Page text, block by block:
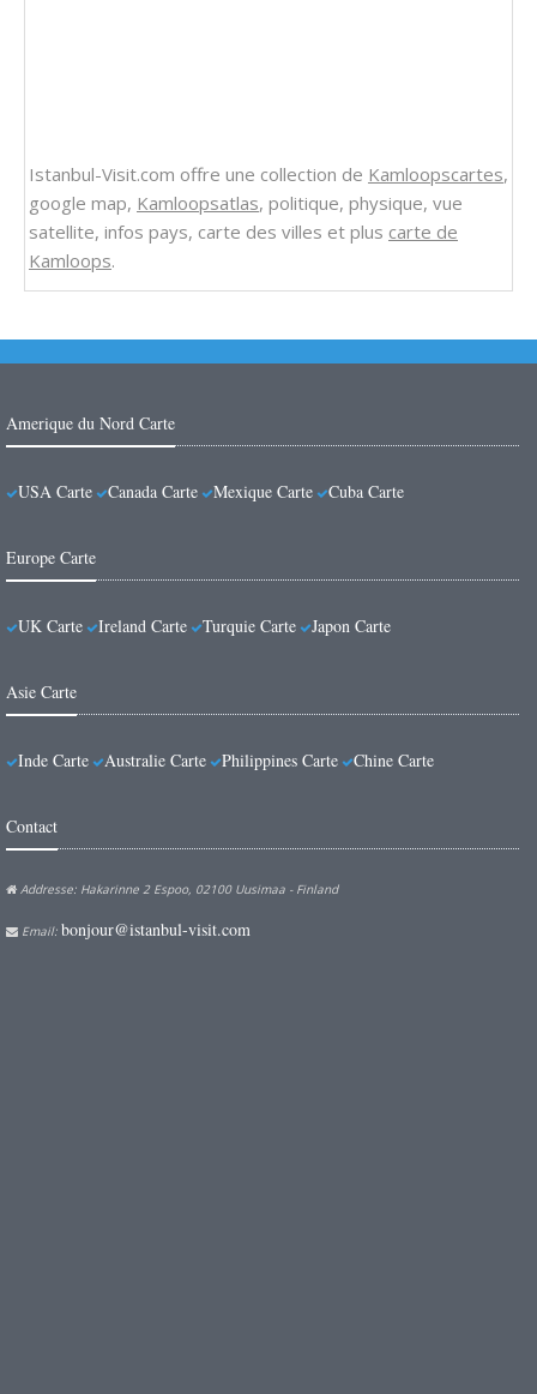
Istanbul-Visit.com offre une collection de Kamloopscartes,
google map, Kamloopsatlas, politique, physique, vue
satellite, infos pays, carte des villes et plus carte de
Kamloops.
Amerique du Nord Carte
USA Carte Canada Carte Mexique Carte Cuba Carte
Europe Carte
UK Carte Ireland Carte Turquie Carte Japon Carte
Asie Carte
Inde Carte Australie Carte Philippines Carte Chine Carte
Contact
Addresse: Hakarinne 2 Espoo, 02100 Uusimaa - Finland
Email: bonjour@istanbul-visit.com